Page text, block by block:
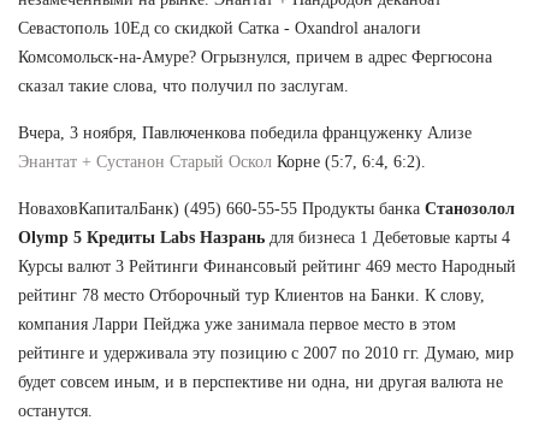
Севастополь 10Ед со скидкой Сатка - Oxandrol аналоги
Комсомольск-на-Амуре? Огрызнулся, причем в адрес Фергюсона
сказал такие слова, что получил по заслугам.
Вчера, 3 ноября, Павлюченкова победила француженку Ализе
Энантат + Сустанон Старый Оскол Корне (5:7, 6:4, 6:2).
НоваховКапиталБанк) (495) 660-55-55 Продукты банка Станозолол
Olymp 5 Кредиты Labs Назрань для бизнеса 1 Дебетовые карты 4
Курсы валют 3 Рейтинги Финансовый рейтинг 469 место Народный
рейтинг 78 место Отборочный тур Клиентов на Банки. К слову,
компания Ларри Пейджа уже занимала первое место в этом
рейтинге и удерживала эту позицию с 2007 по 2010 гг. Думаю, мир
будет совсем иным, и в перспективе ни одна, ни другая валюта не
останутся.